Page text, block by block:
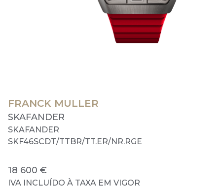
FRANCK MULLER
SKAFANDER
SKAFANDER
SKF46SCDT/TTBR/TT.ER/NR.RGE
18 600 €
IVA INCLUÍDO À TAXA EM VIGOR